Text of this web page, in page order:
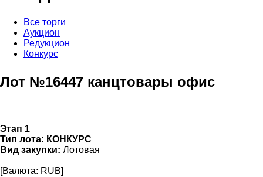
Все торги
Аукцион
Редукцион
Конкурс
Лот №16447 канцтовары офис
Этап 1
Тип лота: КОНКУРС
Вид закупки: Лотовая
[Валюта: RUB]